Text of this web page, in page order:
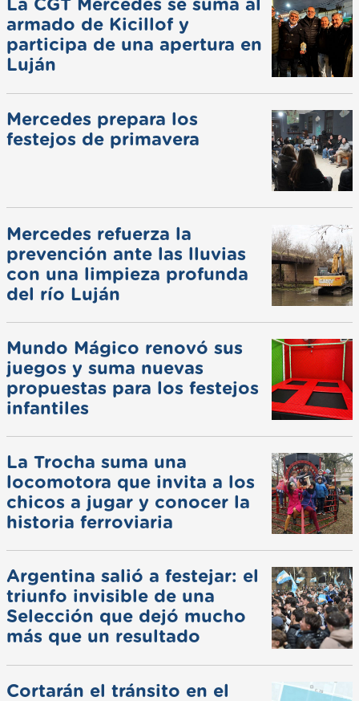
La CGT Mercedes se suma al
armado de Kicillof y
participa de una apertura en
Luján
Mercedes prepara los
festejos de primavera
Mercedes refuerza la
prevención ante las lluvias
con una limpieza profunda
del río Luján
Mundo Mágico renovó sus
juegos y suma nuevas
propuestas para los festejos
infantiles
La Trocha suma una
locomotora que invita a los
chicos a jugar y conocer la
historia ferroviaria
Argentina salió a festejar: el
triunfo invisible de una
Selección que dejó mucho
más que un resultado
Cortarán el tránsito en el